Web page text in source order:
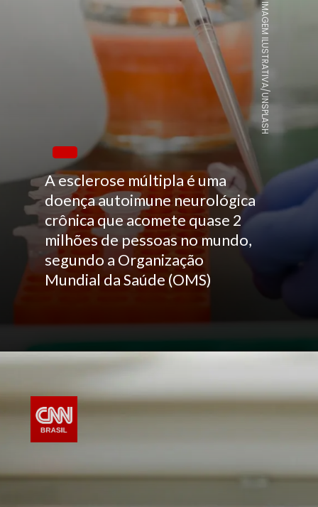
A esclerose múltipla é uma
doença autoimune neurológica
crônica que acomete quase 2
milhões de pessoas no mundo,
segundo a Organização
Mundial da Saúde (OMS)
IMAGEM ILUSTRATIVA/UNSPLASH